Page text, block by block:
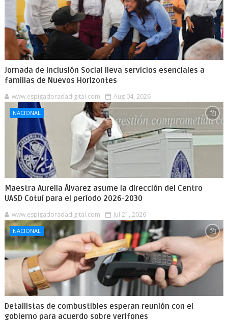
Jornada de Inclusión Social lleva servicios esenciales a
familias de Nuevos Horizontes
www.espigadoradadigital.com Aug 04, 2026
NACIONAL
Maestra Aurelia Álvarez asume la dirección del Centro
UASD Cotuí para el período 2026-2030
www.espigadoradadigital.com Jul 21, 2026
NACIONAL
Detallistas de combustibles esperan reunión con el
gobierno para acuerdo sobre verifones